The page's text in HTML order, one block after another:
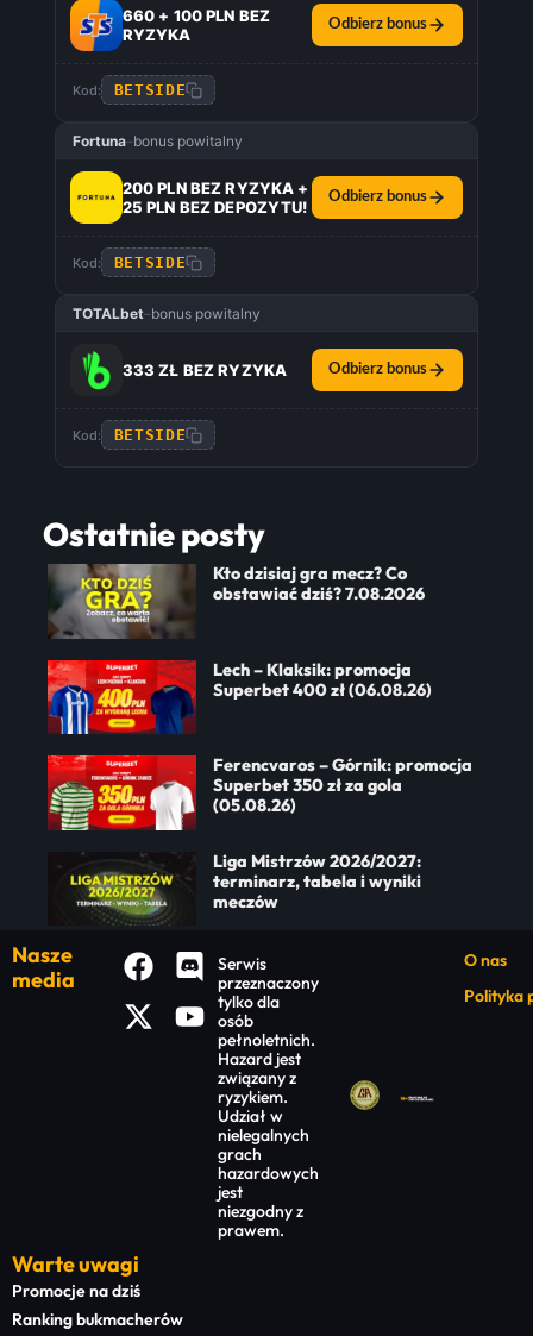
660 + 100 PLN BEZ
RYZYKA
Odbierz bonus
Kod: BETSIDE
Fortuna–bonus powitalny
200 PLN BEZ RYZYKA +
25 PLN BEZ DEPOZYTU!
Odbierz bonus
Kod: BETSIDE
TOTALbet–bonus powitalny
333 ZŁ BEZ RYZYKA Odbierz bonus
Kod: BETSIDE
Ostatnie posty
Kto dzisiaj gra mecz? Co
obstawiać dziś? 7.08.2026
Lech – Klaksik: promocja
Superbet 400 zł (06.08.26)
Ferencvaros – Górnik: promocja
Superbet 350 zł za gola
(05.08.26)
Liga Mistrzów 2026/2027:
terminarz, tabela i wyniki
meczów
Nasze
media
Serwis
przeznaczony
tylko dla
osób
pełnoletnich.
Hazard jest
związany z
ryzykiem.
Udział w
nielegalnych
grach
hazardowych
jest
niezgodny z
prawem.
O nas
Polityka
Warte uwagi
Promocje na dziś
Ranking bukmacherów